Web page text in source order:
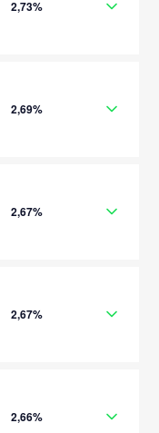
2,73%
2,69%
2,67%
2,67%
2,66%